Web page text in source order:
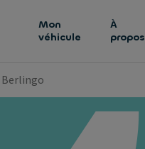
Mon
véhicule
À
propos